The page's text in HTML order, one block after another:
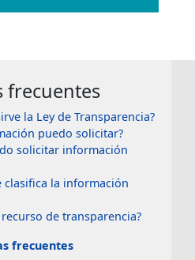
frecuentes
la Ley de Transparencia?
puedo solicitar?
solicitar información
clasifica la información
de transparencia?
frecuentes